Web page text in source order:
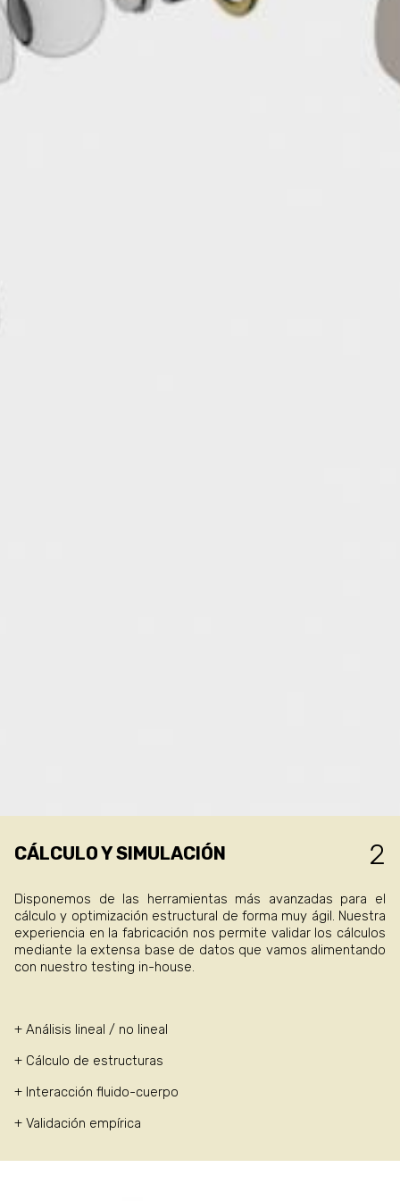
CÁLCULO Y SIMULACIÓN
Disponemos de las herramientas más avanzadas para el
cálculo y optimización estructural de forma muy ágil. Nuestra
experiencia en la fabricación nos permite validar los cálculos
mediante la extensa base de datos que vamos alimentando
con nuestro testing in-house.
+ Análisis lineal / no lineal
+ Cálculo de estructuras
+ Interacción fluido-cuerpo
+ Validación empírica